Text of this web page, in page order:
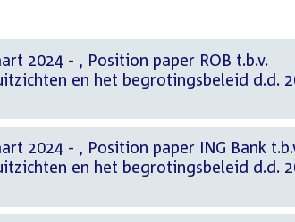
ROB t.b.v.
en het begrotingsbeleid d.d.
ING Bank t.b.v.
en het begrotingsbeleid d.d.